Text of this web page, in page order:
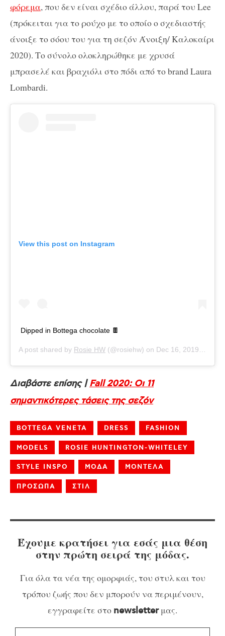
φόρεμα, που δεν είναι σχέδιο άλλου, παρά του Lee
(πρόκειται για το ρούχο με το οποίο ο σχεδιαστής
άνοιξε το σόου του για τη σεζόν Άνοιξη/ Καλοκαίρι
2020). Το σύνολο ολοκληρώθηκε με χρυσά
μπρασελέ και βραχιόλι στο πόδι από το brand Laura
Lombardi.
View this post on Instagram
Dipped in Bottega chocolate 🍫
A post shared by Rosie HW (@rosiehw) on Dec 16, 2019 at 3:40pm PST
Διαβάστε επίσης |Fall 2020: Οι 11
σημαντικότερες τάσεις της σεζόν
BOTTEGA VENETA DRESS FASHION
MODELS ROSIE HUNTINGTON-WHITELEY
STYLE INSPO ΜΟΔΑ ΜΟΝΤΕΛΑ
ΠΡΟΣΩΠΑ ΣΤΙΛ
Έχουμε κρατήσει για εσάς μια θέση
στην πρώτη σειρά της μόδας.
Για όλα τα νέα της ομορφιάς, του στυλ και του
τρόπου ζωής που δεν μπορούν να περιμένουν,
εγγραφείτε στο newsletterμας.